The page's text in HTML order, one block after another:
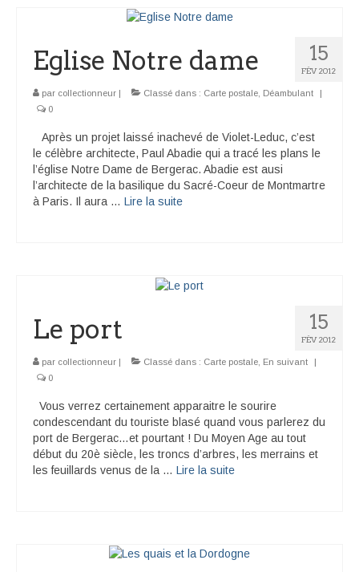
15
FÉV 2012
Eglise Notre dame
par collectionneur Classé dans : Carte postale, Déambulant
0
Après un projet laissé inachevé de Violet-Leduc, c’est
le célèbre architecte, Paul Abadie qui a tracé les plans le
l’église Notre Dame de Bergerac. Abadie est ausi
l’architecte de la basilique du Sacré-Coeur de Montmartre
à Paris. Il aura … Lire la suite­­
15
FÉV 2012
Le port
par collectionneur | Classé dans : Carte postale En suivant
|
0
Vous verrez certainement apparaitre le sourire
condescendant du touriste blasé quand vous parlerez du
port de Bergerac…et pourtant ! Du Moyen Age au tout
début du 20è siècle, les troncs d’arbres, les merrains et
les feuillards venus de la … Lire la suite­­